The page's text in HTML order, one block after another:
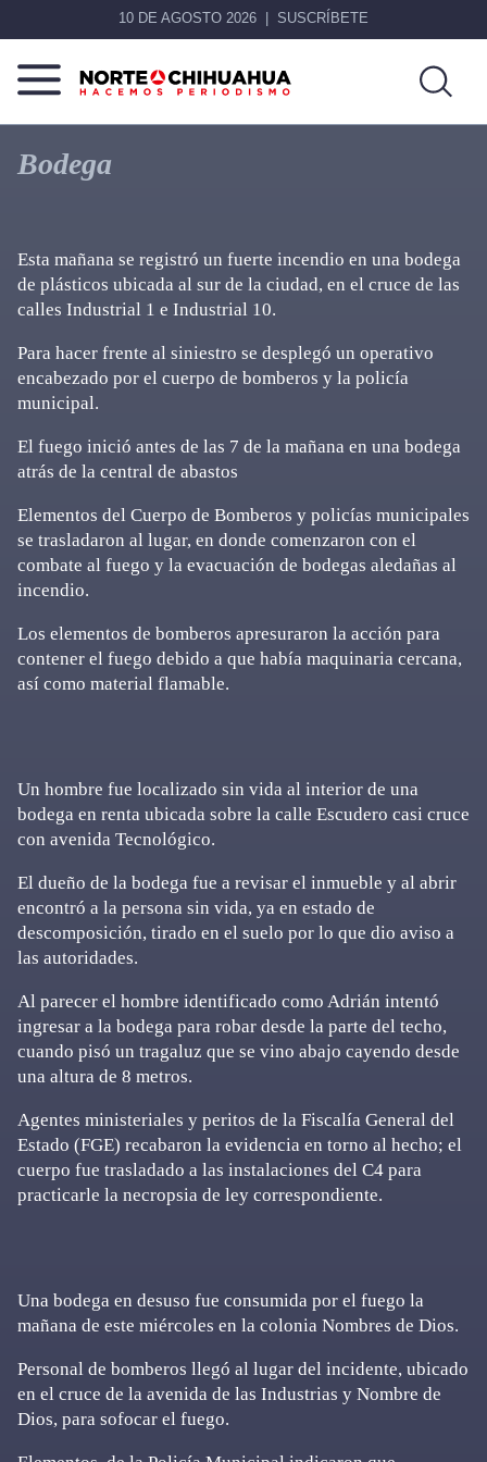
10 DE AGOSTO 2026 SUSCRÍBETE
Norte
Chihuahua
Más
que
noticias,
Bodega
Esta mañana se registró un fuerte incendio en una bodega
de plásticos ubicada al sur de la ciudad, en el cruce de las
calles Industrial 1 e Industrial 10.
Para hacer frente al siniestro se desplegó un operativo
encabezado por el cuerpo de bomberos y la policía
municipal.
El fuego inició antes de las 7 de la mañana en una bodega
atrás de la central de abastos
Elementos del Cuerpo de Bomberos y policías municipales
se trasladaron al lugar, en donde comenzaron con el
combate al fuego y la evacuación de bodegas aledañas al
incendio.
Los elementos de bomberos apresuraron la acción para
contener el fuego debido a que había maquinaria cercana,
así como material flamable.
Un hombre fue localizado sin vida al interior de una
bodega en renta ubicada sobre la calle Escudero casi cruce
con avenida Tecnológico.
El dueño de la bodega fue a revisar el inmueble y al abrir
encontró a la persona sin vida, ya en estado de
descomposición, tirado en el suelo por lo que dio aviso a
las autoridades.
Al parecer el hombre identificado como Adrián intentó
ingresar a la bodega para robar desde la parte del techo,
cuando pisó un tragaluz que se vino abajo cayendo desde
una altura de 8 metros.
Agentes ministeriales y peritos de la Fiscalía General del
Estado (FGE) recabaron la evidencia en torno al hecho; el
cuerpo fue trasladado a las instalaciones del C4 para
practicarle la necropsia de ley correspondiente.
Una bodega en desuso fue consumida por el fuego la
mañana de este miércoles en la colonia Nombres de Dios.
Personal de bomberos llegó al lugar del incidente, ubicado
en el cruce de la avenida de las Industrias y Nombre de
Dios, para sofocar el fuego.